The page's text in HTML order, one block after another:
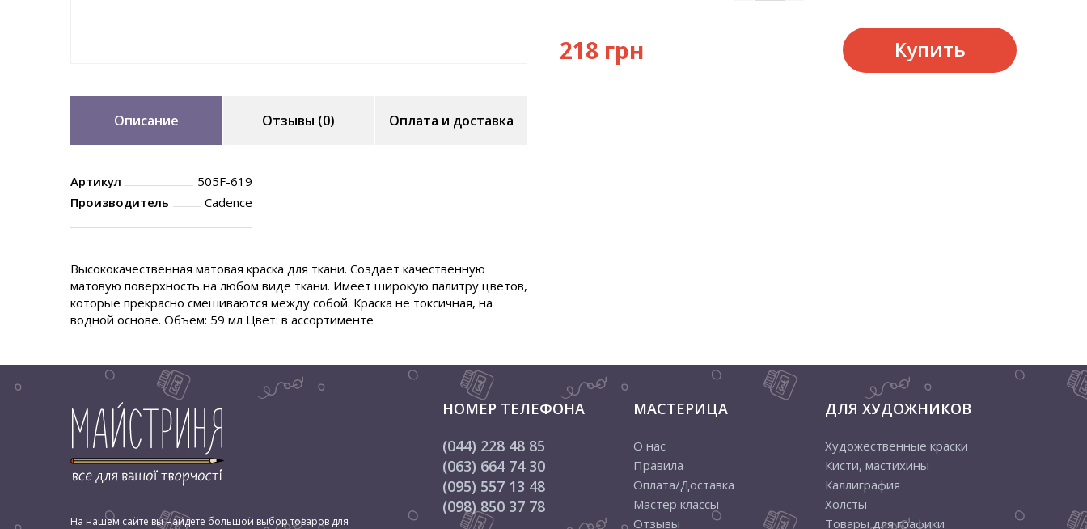
Описание Отзывы (0) Оплата и доставка
Артикул
505F-619
Производитель
Cadence
Высококачественная матовая краска для ткани. Создает качественную
матовую поверхность на любом виде ткани. Имеет широкую палитру цветов,
которые прекрасно смешиваются между собой. Краска не токсичная, на
водной основе. Объем: 59 мл Цвет: в ассортименте
218 грн Купить
На нашем сайте вы найдете большой выбор товаров для
НОМЕР ТЕЛЕФОНА
(044) 228 48 85
(063) 664 74 30
(095) 557 13 48
(098) 850 37 78
МАСТЕРИЦА
О нас
Правила
Оплата/Доставка
Мастер классы
Отзывы
ДЛЯ ХУДОЖНИКОВ
Художественные краски
Кисти, мастихины
Каллиграфия
Холсты
Товары для графики